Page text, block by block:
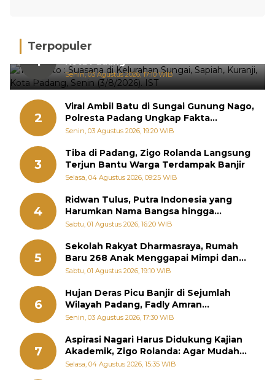
Terpopuler
1
Hujan Deras, 15 Titik Banjir Terdeteksi di
Kota Padang
Senin, 03 Agustus 2026, 17:10 WIB
2
Viral Ambil Batu di Sungai Gunung Nago,
Polresta Padang Ungkap Fakta
Sebenarnya
Senin, 03 Agustus 2026, 19:20 WIB
3
Tiba di Padang, Zigo Rolanda Langsung
Terjun Bantu Warga Terdampak Banjir
Selasa, 04 Agustus 2026, 09:25 WIB
4
Ridwan Tulus, Putra Indonesia yang
Harumkan Nama Bangsa hingga
Diabadikan dalam Buku Jepang
Sabtu, 01 Agustus 2026, 16:20 WIB
5
Sekolah Rakyat Dharmasraya, Rumah
Baru 268 Anak Menggapai Mimpi dan
Memutus Rantai Kemiskinan
Sabtu, 01 Agustus 2026, 19:10 WIB
6
Hujan Deras Picu Banjir di Sejumlah
Wilayah Padang, Fadly Amran
Perintahkan OPD Siaga
Senin, 03 Agustus 2026, 17:30 WIB
7
Aspirasi Nagari Harus Didukung Kajian
Akademik, Zigo Rolanda: Agar Mudah
Diperjuangkan di Kementerian
Selasa, 04 Agustus 2026, 15:35 WIB